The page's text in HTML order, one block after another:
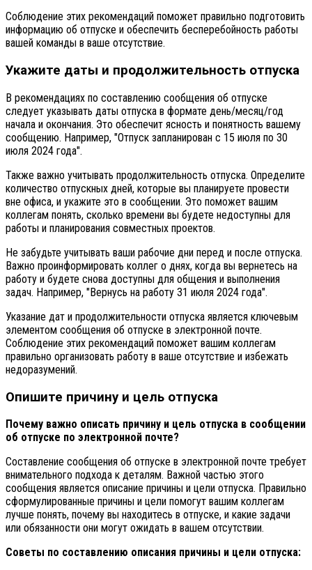
Соблюдение этих рекомендаций поможет правильно подготовить
информацию об отпуске и обеспечить бесперебойность работы
вашей команды в ваше отсутствие.
Укажите даты и продолжительность отпуска
В рекомендациях по составлению сообщения об отпуске
следует указывать даты отпуска в формате день/месяц/год
начала и окончания. Это обеспечит ясность и понятность вашему
сообщению. Например, "Отпуск запланирован с 15 июля по 30
июля 2024 года".
Также важно учитывать продолжительность отпуска. Определите
количество отпускных дней, которые вы планируете провести
вне офиса, и укажите это в сообщении. Это поможет вашим
коллегам понять, сколько времени вы будете недоступны для
работы и планирования совместных проектов.
Не забудьте учитывать ваши рабочие дни перед и после отпуска.
Важно проинформировать коллег о днях, когда вы вернетесь на
работу и будете снова доступны для общения и выполнения
задач. Например, "Вернусь на работу 31 июля 2024 года".
Указание дат и продолжительности отпуска является ключевым
элементом сообщения об отпуске в электронной почте.
Соблюдение этих рекомендаций поможет вашим коллегам
правильно организовать работу в ваше отсутствие и избежать
недоразумений.
Опишите причину и цель отпуска
Почему важно описать причину и цель отпуска в сообщении
об отпуске по электронной почте?
Составление сообщения об отпуске в электронной почте требует
внимательного подхода к деталям. Важной частью этого
сообщения является описание причины и цели отпуска. Правильно
сформулированные причины и цели помогут вашим коллегам
лучше понять, почему вы находитесь в отпуске, и какие задачи
или обязанности они могут ожидать в вашем отсутствии.
Советы по составлению описания причины и цели отпуска: